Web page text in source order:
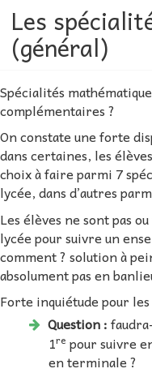
Les
(général)
Spécialités
complémentaires ?
On constate une forte
dans certaines, les
choix à faire parmi 7
lycée, dans d’autres
Les élèves ne sont pas
lycée pour suivre un
comment ? solution à
absolument pas en
Forte inquiétude pour
Question :
1re pour suivre
en terminale ?